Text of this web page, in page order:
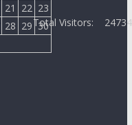
21 22 23
28 29 30
Total Visitors: